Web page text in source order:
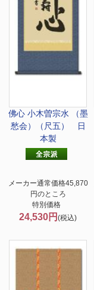
佛心 小木曽宗水 （墨
愁会）（尺五） 日
本製
メーカー通常価格45,870
円のところ
特別価格
24,530円(税込)